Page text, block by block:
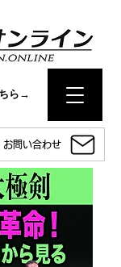
お問い合わせ
ら→